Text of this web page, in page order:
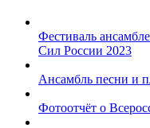
Фестиваль
Сил России 2023
Ансамбль песни и
Фотоотчёт о